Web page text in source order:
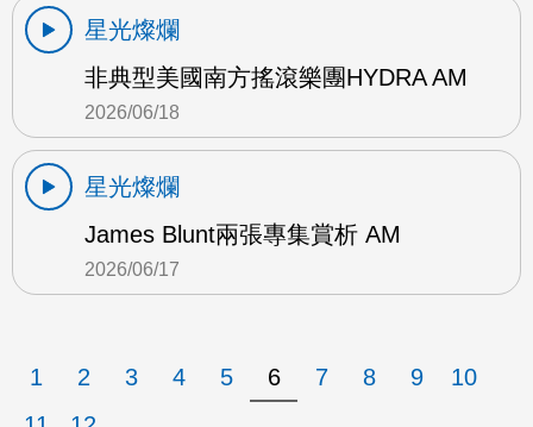
星光燦爛
非典型美國南方搖滾樂團HYDRA AM
2026/06/18
星光燦爛
James Blunt兩張專集賞析 AM
2026/06/17
1 2 3 4 5 6 7 8 9
10